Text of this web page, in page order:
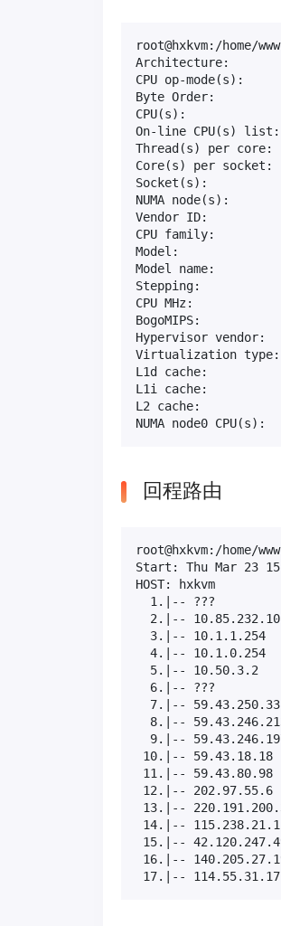
root@hxkvm:/home/
Architecture:
CPU op-mode(s):
Byte Order:
CPU(s):
On-line CPU(s)
Thread(s) per
Core(s) per
Socket(s):
NUMA node(s):
Vendor ID:
CPU family:
Model:
Model name:
Stepping:
CPU MHz:
BogoMIPS:
Hypervisor vendor:
Virtualization
L1d cache:
L1i cache:
L2 cache:
NUMA node0
回程路由
root@hxkvm:/home/
Start: Thu Mar 23
HOST: hxkvm
1.|-- ???
2.|--
3.|-- 10.1.1.254
4.|-- 10.1.0.254
5.|-- 10.50.3.2
6.|-- ???
7.|--
8.|--
9.|--
10.|--
11.|--
12.|--
13.|--
14.|--
15.|--
16.|--
17.|--